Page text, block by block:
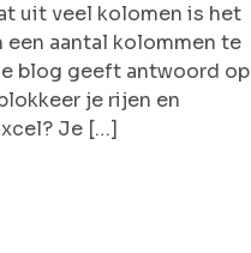
uit veel kolomen is het
een aantal kolommen te
blog geeft antwoord op
je rijen en
Je […]